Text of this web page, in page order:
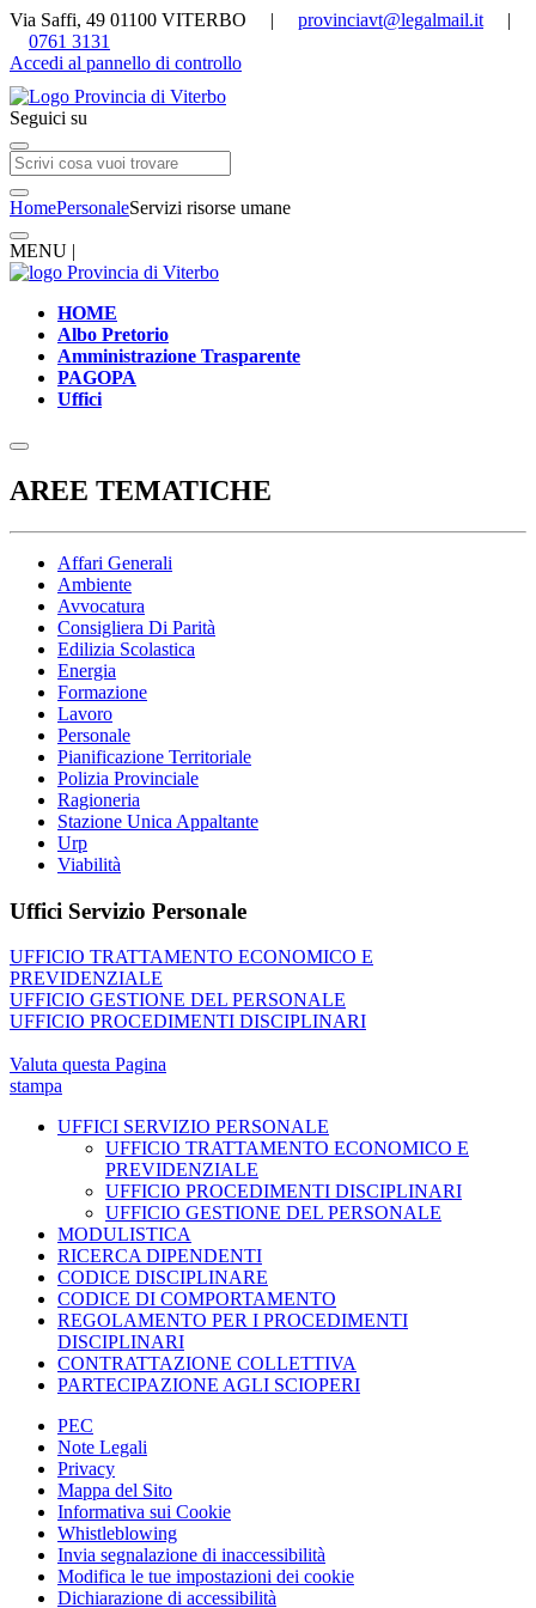
Via Saffi, 49 01100 VITERBO | provinciavt@legalmail.it |
0761 3131
Accedi al pannello di controllo
Seguici su
HomePersonaleServizi risorse umane
MENU |
HOME
Albo Pretorio
Amministrazione Trasparente
PAGOPA
Uffici
AREE TEMATICHE
Affari Generali
Ambiente
Avvocatura
Consigliera Di Parità
Edilizia Scolastica
Energia
Formazione
Lavoro
Personale
Pianificazione Territoriale
Polizia Provinciale
Ragioneria
Stazione Unica Appaltante
Urp
Viabilità
Uffici Servizio Personale
UFFICIO TRATTAMENTO ECONOMICO E
PREVIDENZIALE
UFFICIO GESTIONE DEL PERSONALE
UFFICIO PROCEDIMENTI DISCIPLINARI
Valuta questa Pagina
stampa
UFFICI SERVIZIO PERSONALE
UFFICIO TRATTAMENTO ECONOMICO E
PREVIDENZIALE
UFFICIO PROCEDIMENTI DISCIPLINARI
UFFICIO GESTIONE DEL PERSONALE
MODULISTICA
RICERCA DIPENDENTI
CODICE DISCIPLINARE
CODICE DI COMPORTAMENTO
REGOLAMENTO PER I PROCEDIMENTI
DISCIPLINARI
CONTRATTAZIONE COLLETTIVA
PARTECIPAZIONE AGLI SCIOPERI
PEC
Note Legali
Privacy
Mappa del Sito
Informativa sui Cookie
Whistleblowing
Invia segnalazione di inaccessibilità
Modifica le tue impostazioni dei cookie
Dichiarazione di accessibilità